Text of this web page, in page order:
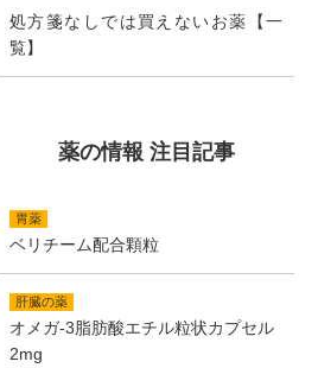
処方箋なしでは買えないお薬【一
覧】
薬の情報 注目記事
胃薬
ベリチーム配合顆粒
肝臓の薬
オメガ-3脂肪酸エチル粒状カプセル
2mg